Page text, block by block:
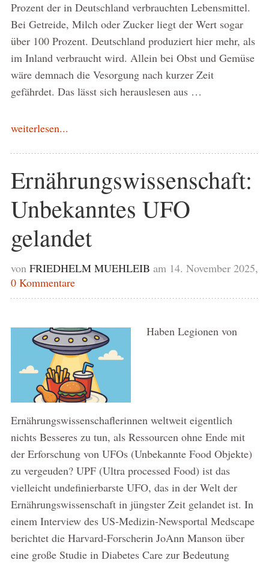
Prozent der in Deutschland verbrauchten Lebensmittel.
Bei Getreide, Milch oder Zucker liegt der Wert sogar
über 100 Prozent. Deutschland produziert hier mehr, als
im Inland verbraucht wird. Allein bei Obst und Gemüse
wäre demnach die Vesorgung nach kurzer Zeit
gefährdet. Das lässt sich herauslesen aus …
weiterlesen...
Ernährungswissenschaft:
Unbekanntes UFO
gelandet
von FRIEDHELM MUEHLEIB am 14. November 2025,
0 Kommentare
Haben Legionen von
Ernährungswissenschaflerinnen weltweit eigentlich
nichts Besseres zu tun, als Ressourcen ohne Ende mit
der Erforschung von UFOs (Unbekannte Food Objekte)
zu vergeuden? UPF (Ultra processed Food) ist das
vielleicht undefinierbarste UFO, das in der Welt der
Ernährungswissenschaft in jüngster Zeit gelandet ist. In
einem Interview des US-Medizin-Newsportal Medscape
berichtet die Harvard-Forscherin JoAnn Manson über
eine große Studie in Diabetes Care zur Bedeutung